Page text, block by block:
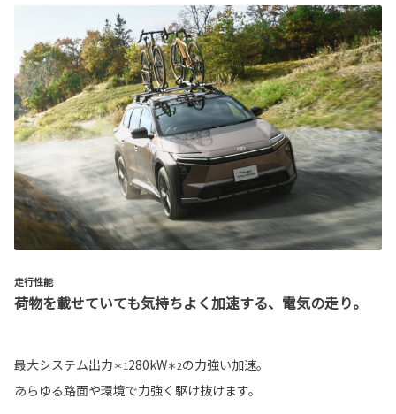
走行性能
荷物を載せていても気持ちよく加速する、電気の走り。
最大システム出力＊1280kW＊2の力強い加速。
あらゆる路面や環境で力強く駆け抜けます。